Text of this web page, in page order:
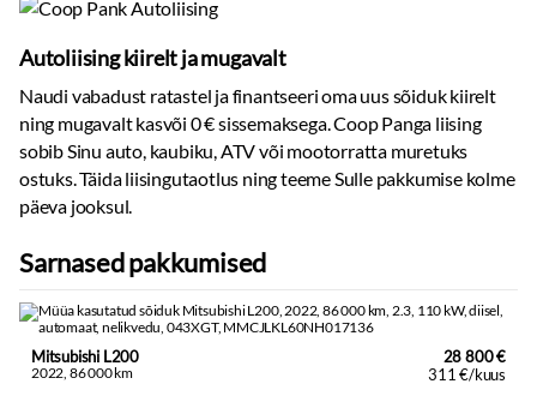
Autoliising kiirelt ja mugavalt
Naudi vabadust ratastel ja finantseeri oma uus sõiduk kiirelt
ning mugavalt kasvõi 0 € sissemaksega. Coop Panga liising
sobib Sinu auto, kaubiku, ATV või mootorratta muretuks
ostuks. Täida liisingutaotlus ning teeme Sulle pakkumise kolme
päeva jooksul.
Sarnased pakkumised
Mitsubishi L200
2022, 86 000 km
28 800 €
311 €/kuus